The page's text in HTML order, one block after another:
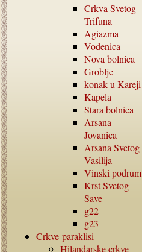
Crkva Svetog
Trifuna
Agiazma
Vodenica
Nova bolnica
Groblje
konak u Kareji
Kapela
Stara bolnica
Arsana
Jovanica
Arsana Svetog
Vasilija
Vinski podrum
Krst Svetog
Save
g22
g23
Crkve-paraklisi
Hilandarske crkve